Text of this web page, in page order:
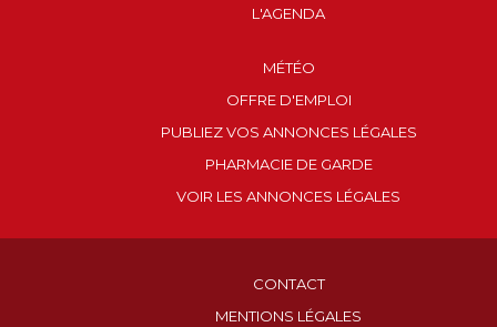
L'AGENDA
MÉTÉO
OFFRE D'EMPLOI
PUBLIEZ VOS ANNONCES LÉGALES
PHARMACIE DE GARDE
VOIR LES ANNONCES LÉGALES
CONTACT
MENTIONS LÉGALES